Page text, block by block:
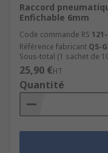
Raccord
Enfichable 6mm
Code commande RS
Référence fabricant QS-
Sous-total (1 sachet de
25,90 €HT
Quantité